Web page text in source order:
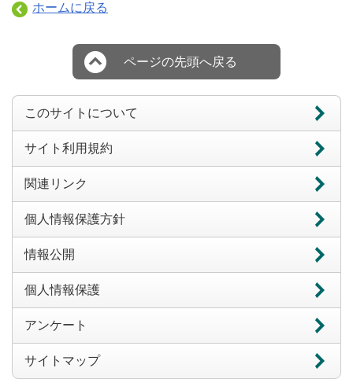
ホームに戻る
ページの先頭へ戻る
このサイトについて
サイト利用規約
関連リンク
個人情報保護方針
情報公開
個人情報保護
アンケート
サイトマップ